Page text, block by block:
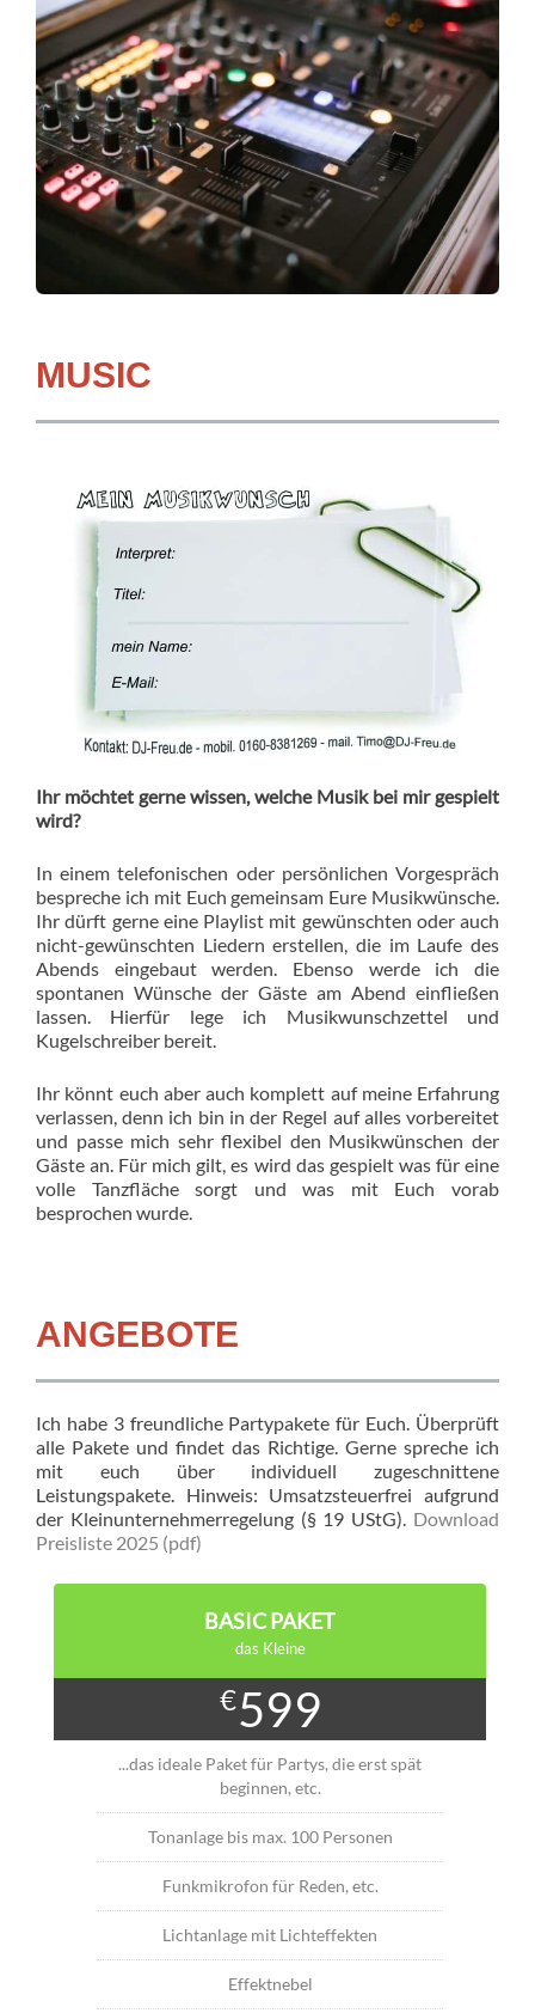
MUSIC
Ihr möchtet gerne wissen, welche Musik bei mir gespielt
wird?
In einem telefonischen oder persönlichen Vorgespräch
bespreche ich mit Euch gemeinsam Eure Musikwünsche.
Ihr dürft gerne eine Playlist mit gewünschten oder auch
nicht-gewünschten Liedern erstellen, die im Laufe des
Abends eingebaut werden. Ebenso werde ich die
spontanen Wünsche der Gäste am Abend einfließen
lassen. Hierfür lege ich Musikwunschzettel und
Kugelschreiber bereit.
Ihr könnt euch aber auch komplett auf meine Erfahrung
verlassen, denn ich bin in der Regel auf alles vorbereitet
und passe mich sehr flexibel den Musikwünschen der
Gäste an. Für mich gilt, es wird das gespielt was für eine
volle Tanzfläche sorgt und was mit Euch vorab
besprochen wurde.
ANGEBOTE
Ich habe 3 freundliche Partypakete für Euch. Überprüft
alle Pakete und findet das Richtige. Gerne spreche ich
mit euch über individuell zugeschnittene
Leistungspakete. Hinweis: Umsatzsteuerfrei aufgrund
der Kleinunternehmerregelung (§ 19 UStG). Download
Preisliste 2025 (pdf)
BASIC PAKET
das Kleine
€599
...das ideale Paket für Partys, die erst spät
beginnen, etc.
Tonanlage bis max. 100 Personen
Funkmikrofon für Reden, etc.
Lichtanlage mit Lichteffekten
Effektnebel